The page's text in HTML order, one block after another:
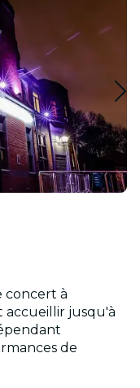
concert à
accueillir jusqu'à
de